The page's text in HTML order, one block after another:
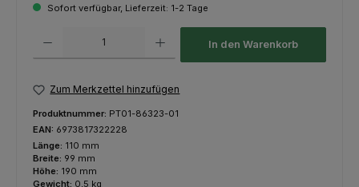
Sofort verfügbar, Lieferzeit: 1-2 Tage
In den Warenkorb
Zum Merkzettel hinzufügen
Produktnummer: PT01-86323-01
EAN: 6973817322228
Länge: 110 mm
Breite: 99 mm
Höhe: 190 mm
Gewicht: 0,5 kg